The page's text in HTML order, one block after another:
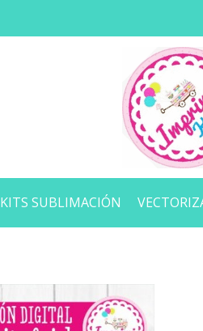
KITS SUBLIMACIÓN